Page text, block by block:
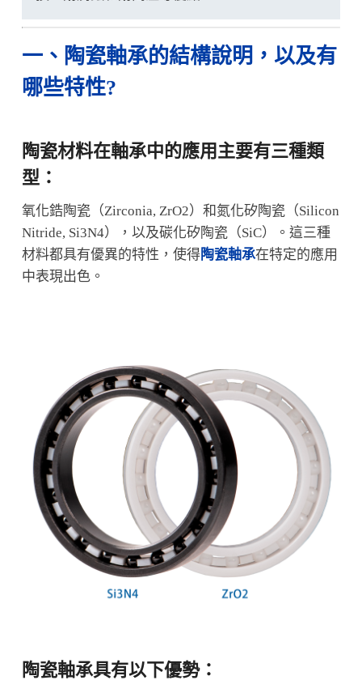
一、陶瓷軸承的結構說明，以及有
哪些特性?
陶瓷材料在軸承中的應用主要有三種類
型：
氧化鋯陶瓷（Zirconia, ZrO2）和氮化矽陶瓷（Silicon
Nitride, Si3N4），以及碳化矽陶瓷（SiC）。這三種
材料都具有優異的特性，使得陶瓷軸承在特定的應用
中表現出色。
陶瓷軸承具有以下優勢：